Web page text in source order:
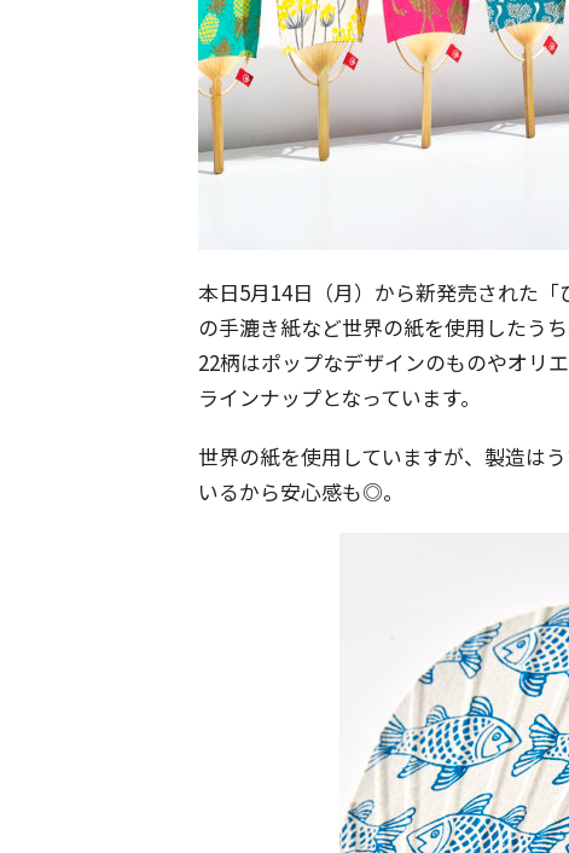
本日5月14日（月）から新発売された
の手漉き紙など世界の紙を使用したう
22柄はポップなデザインのものやオリ
ラインナップとなっています。
世界の紙を使用していますが、製造は
いるから安心感も◎。